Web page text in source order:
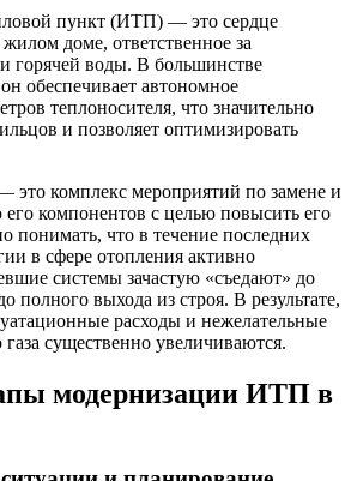
пункт (ИТП) — это сердце
доме, ответственное за
горячей воды. В большинстве
обеспечивает автономное
теплоносителя, что значительно
и позволяет оптимизировать
комплекс мероприятий по замене и
компонентов с целью повысить его
понимать, что в течение последних
в сфере отопления активно
системы зачастую «съедают» до
полного выхода из строя. В результате,
расходы и нежелательные
существенно увеличиваются.
модернизации ИТП в